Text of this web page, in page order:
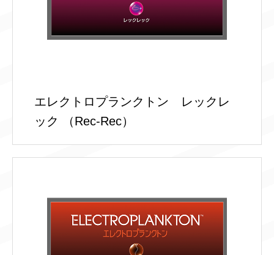
エレクトロプランクトン レックレ
ック （Rec-Rec）